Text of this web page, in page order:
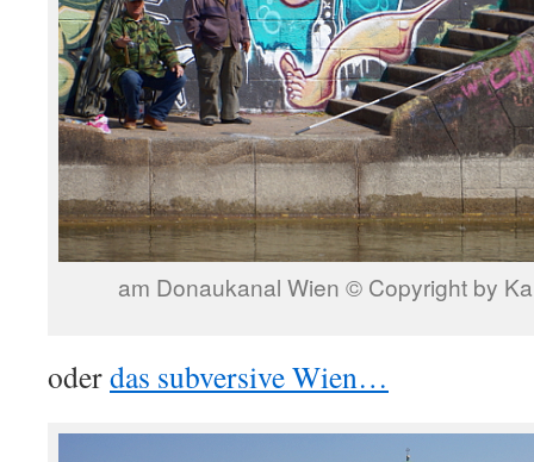
am Donaukanal Wien © Copyright by
oderdas subversive Wien…